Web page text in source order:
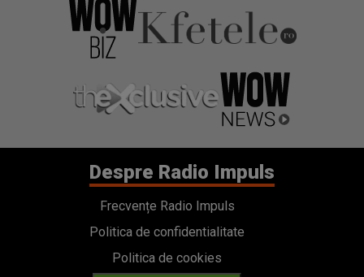
Despre Radio Impuls
Frecvențe Radio Impuls
Politica de confidentialitate
Politica de cookies